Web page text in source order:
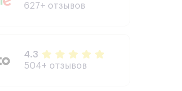
627+ отзывов
4.3
504+ отзывов